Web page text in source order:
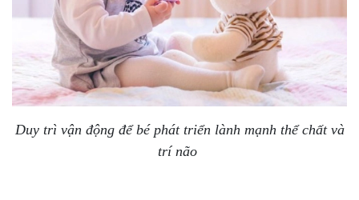
Duy trì vận động để bé phát triển lành mạnh thể chất và
trí não